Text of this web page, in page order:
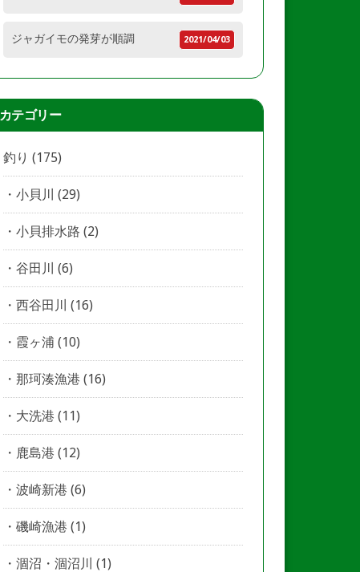
ジャガイモの発芽が順調 2021/04/03
カテゴリー
釣り (175)
小貝川 (29)
小貝排水路 (2)
谷田川 (6)
西谷田川 (16)
霞ヶ浦 (10)
那珂湊漁港 (16)
大洗港 (11)
鹿島港 (12)
波崎新港 (6)
磯崎漁港 (1)
涸沼・涸沼川 (1)